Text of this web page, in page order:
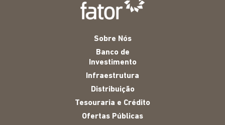
Sobre Nós
Banco de
Investimento
Infraestrutura
Distribuição
Tesouraria e Crédito
Ofertas Públicas